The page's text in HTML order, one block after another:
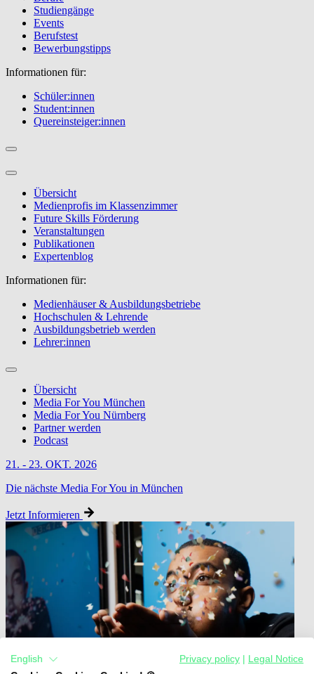
Studiengänge
Events
Berufstest
Bewerbungstipps
Informationen für:
Schüler:innen
Student:innen
Quereinsteiger:innen
Übersicht
Medienprofis im Klassenzimmer
Future Skills Förderung
Veranstaltungen
Publikationen
Expertenblog
Informationen für:
Medienhäuser & Ausbildungsbetriebe
Hochschulen & Lehrende
Ausbildungsbetrieb werden
Lehrer:innen
Übersicht
Media For You München
Media For You Nürnberg
Partner werden
Podcast
21. - 23. OKT. 2026
Die nächste Media For You in München
Jetzt Informieren
English Privacy policy
Legal Notice